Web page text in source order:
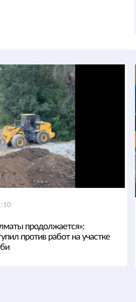
продолжается»:
против работ на участке